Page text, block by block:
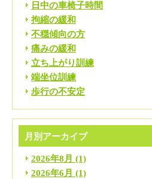
日中の車椅子時間
拘縮の緩和
不穏傾向の方
痛みの緩和
立ち上がり訓練
端坐位訓練
歩行の不安定
月別アーカイブ
2026年8月 (1)
2026年6月 (1)